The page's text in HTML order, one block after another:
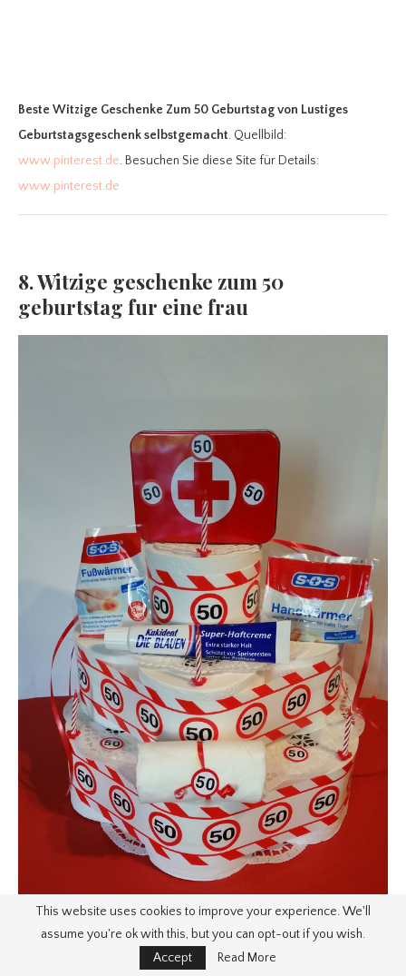
Beste Witzige Geschenke Zum 50 Geburtstagvon Lustiges
Geburtstagsgeschenk selbstgemacht. Quellbild:
www.pinterest.de. Besuchen Sie diese Site für Details:
www.pinterest.de
8. Witzige geschenke zum 50
geburtstag fur eine frau
This website uses cookies to improve your experience. We'll
assume you're ok with this, but you can opt-out if you wish.
Accept
Read More